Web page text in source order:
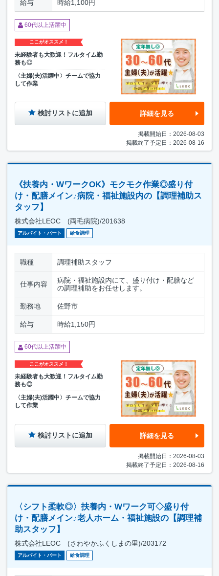
給与 時給1,100円
60代以上活躍中
ここがオススメ！
未経験者も大歓迎！フルタイム勤
務も◎
〈主婦(夫)活躍中〉チームで協力
して作業
検討リストに追加 詳細を見る
掲載開始日：2026-08-03
掲載終了予定日：2026-08-16
《扶養内・WワークOK》モクモク作業◎盛り付
け・配膳メイン♪病院・福祉施設内の【調理補助ス
タッフ】
株式会社LEOC (両毛病院)/201638
アルバイト・パート 給食調理
職種 調理補助スタッフ
仕事内容
病院・福祉施設内にて、盛り付け・配膳など
の調理補助をお任せします。
勤務地 佐野市
給与 時給1,150円
60代以上活躍中
ここがオススメ！
未経験者も大歓迎！フルタイム勤
務も◎
〈主婦(夫)活躍中〉チームで協力
して作業
検討リストに追加 詳細を見る
掲載開始日：2026-08-03
掲載終了予定日：2026-08-16
〈シフト柔軟◎〉扶養内・Wワーク可◇盛り付
け・配膳メイン♪老人ホーム・福祉施設の【調理補
助スタッフ】
株式会社LEOC (さわやかふくしまの里)/203172
アルバイト・パート 給食調理